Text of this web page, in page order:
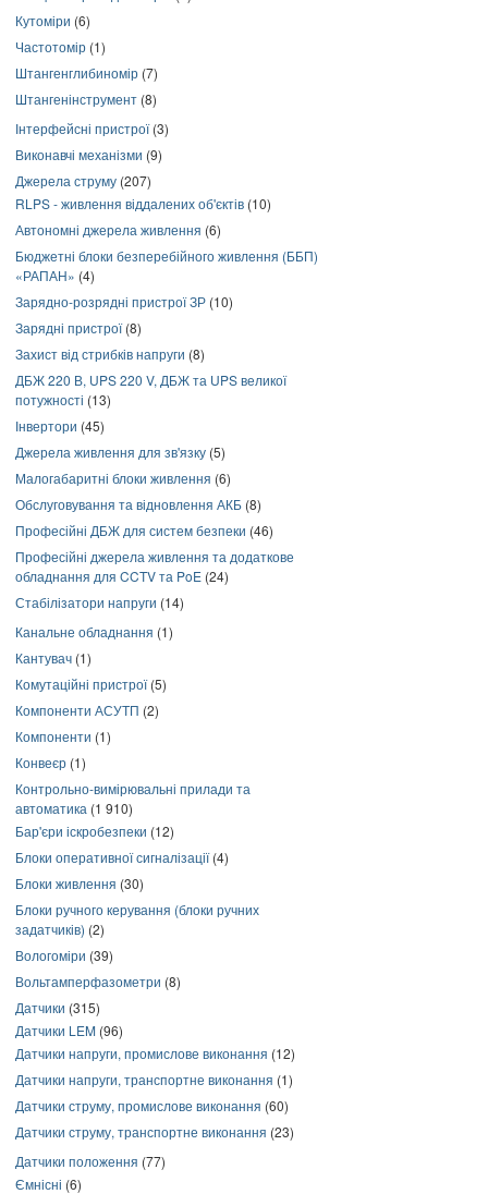
Кутоміри (6)
Частотомір (1)
Штангенглибиномір (7)
Штангенінструмент (8)
Інтерфейсні пристрої(3)
Виконавчі механізми (9)
Джерела струму (207)
RLPS - живлення віддалених об'єктів (10)
Автономні джерела живлення (6)
Бюджетні блоки безперебійного живлення (ББП)
«РАПАН» (4)
Зарядно-розрядні пристрої ЗР (10)
Зарядні пристрої(8)
Захист від стрибків напруги (8)
ДБЖ 220 В, UPS 220 V, ДБЖ та UPS великої
потужності (13)
Інвертори (45)
Джерела живлення для зв'язку (5)
Малогабаритні блоки живлення (6)
Обслуговування та відновлення АКБ (8)
Професійні ДБЖ для систем безпеки (46)
Професійні джерела живлення та додаткове
обладнання для CCTV та PoE (24)
Стабілізатори напруги (14)
Канальне обладнання (1)
Кантувач (1)
Комутаційні пристрої(5)
Компоненти АСУТП (2)
Компоненти (1)
Конвеєр (1)
Контрольно-вимірювальні прилади та
автоматика (1 910)
Бар'єри іскробезпеки (12)
Блоки оперативної сигналізації(4)
Блоки живлення (30)
Блоки ручного керування (блоки ручних
задатчиків) (2)
Вологоміри (39)
Вольтамперфазометри (8)
Датчики (315)
Датчики LEM (96)
Датчики напруги, промислове виконання (12)
Датчики напруги, транспортне виконання (1)
Датчики струму, промислове виконання (60)
Датчики струму, транспортне виконання (23)
Датчики положення (77)
Ємнісні (6)